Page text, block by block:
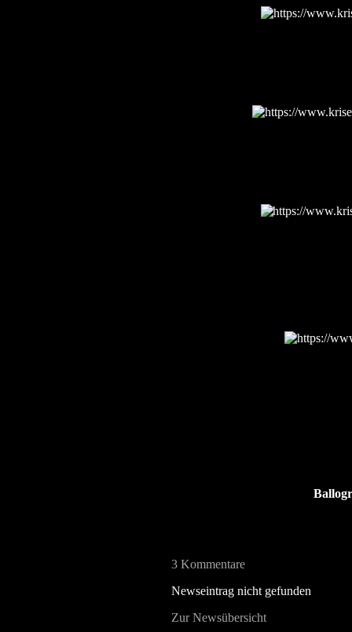
3 Kommentare
Newseintrag nicht gefunden
Zur Newsübersicht